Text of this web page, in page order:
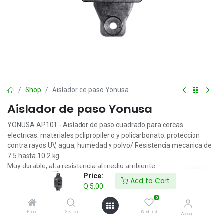
Price:
Q 5.00
Add to Cart
Home Search
0
Wishlist Account
Shop Aislador de paso Yonusa
Aislador de paso Yonusa
YONUSA AP101 - Aislador de paso cuadrado para cercas
electricas, materiales polipropileno y policarbonato, proteccion
contra rayos UV, agua, humedad y polvo/ Resistencia mecanica de
7.5 hasta 10.2 kg
Muy durable, alta resistencia al medio ambiente.
Protección contra Rayos UV, agua, humedad y polvo.
Resistencia mecánica de 7.5 hasta 10.2 Kg.
Flexibilidad y fuerza.
Resistencia dieléctrica.